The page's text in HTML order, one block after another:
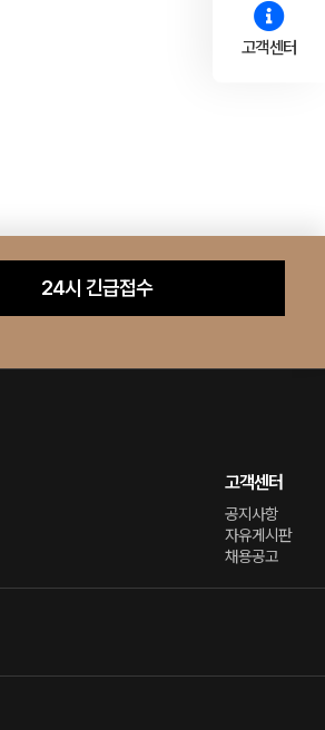
24시 긴급접수
고객센터
공지사항
자유게시판
채용공고
고객센터